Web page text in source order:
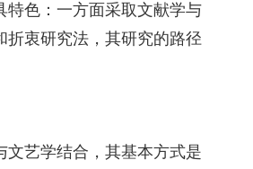
特色：一方面采取文献学与
折衷研究法，其研究的路径
艺学结合，其基本方式是